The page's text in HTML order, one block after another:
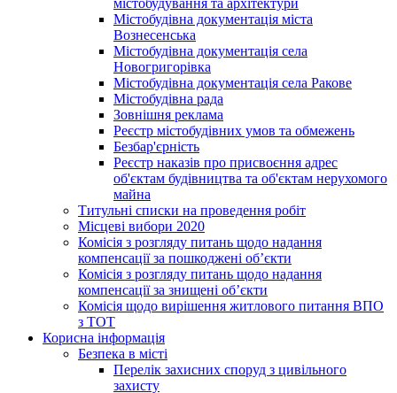
містобудування та архітектури
Містобудівна документація міста
Вознесенська
Містобудівна документація села
Новогригорівка
Містобудівна документація села Ракове
Містобудівна рада
Зовнішня реклама
Реєстр містобудівних умов та обмежень
Безбар'єрність
Реєстр наказів про присвоєння адрес
об'єктам будівництва та об'єктам нерухомого
майна
Титульні списки на проведення робіт
Місцеві вибори 2020
Комісія з розгляду питань щодо надання
компенсації за пошкоджені об’єкти
Комісія з розгляду питань щодо надання
компенсації за знищені об’єкти
Комісія щодо вирішення житлового питання ВПО
з ТОТ
Корисна інформація
Безпека в місті
Перелік захисних споруд з цивільного
захисту